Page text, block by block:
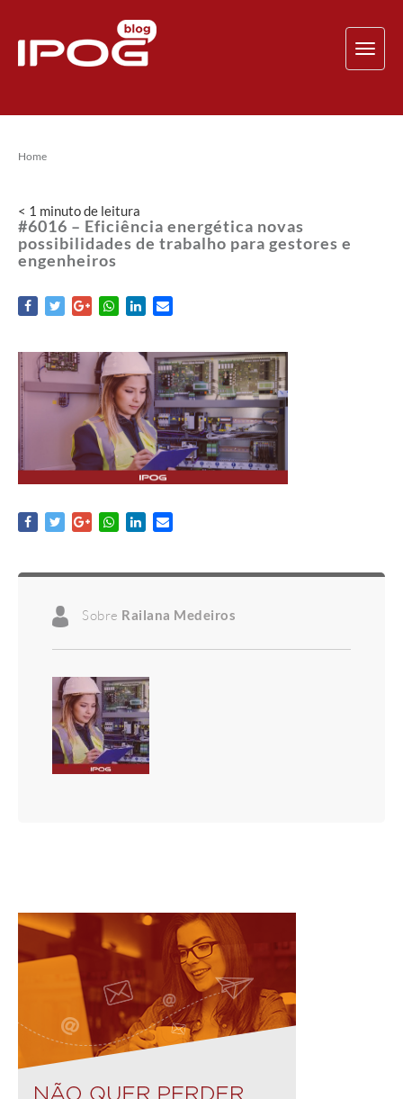
Home
< 1 minutode leitura
#6016 – Eficiência energética novas
possibilidades de trabalho para gestores e
engenheiros
Sobre Railana Medeiros